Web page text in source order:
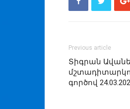
Previous article
Տիգրան
գործով